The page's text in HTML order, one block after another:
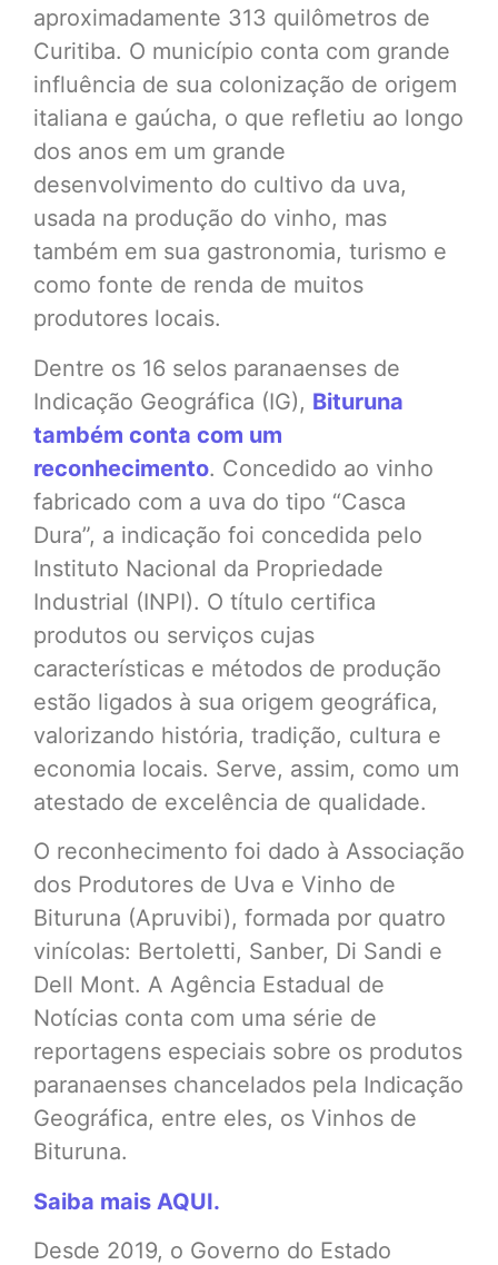
aproximadamente 313 quilômetros de
Curitiba. O município conta com grande
influência de sua colonização de origem
italiana e gaúcha, o que refletiu ao longo
dos anos em um grande
desenvolvimento do cultivo da uva,
usada na produção do vinho, mas
também em sua gastronomia, turismo e
como fonte de renda de muitos
produtores locais.
Dentre os 16 selos paranaenses de
Indicação Geográfica (IG), Bituruna
também conta com um
reconhecimento. Concedido ao vinho
fabricado com a uva do tipo “Casca
Dura”, a indicação foi concedida pelo
Instituto Nacional da Propriedade
Industrial (INPI). O título certifica
produtos ou serviços cujas
características e métodos de produção
estão ligados à sua origem geográfica,
valorizando história, tradição, cultura e
economia locais. Serve, assim, como um
atestado de excelência de qualidade.
O reconhecimento foi dado à Associação
dos Produtores de Uva e Vinho de
Bituruna (Apruvibi), formada por quatro
vinícolas: Bertoletti, Sanber, Di Sandi e
Dell Mont. A Agência Estadual de
Notícias conta com uma série de
reportagens especiais sobre os produtos
paranaenses chancelados pela Indicação
Geográfica, entre eles, os Vinhos de
Bituruna.
Saiba mais AQUI.
Desde 2019, o Governo do Estado